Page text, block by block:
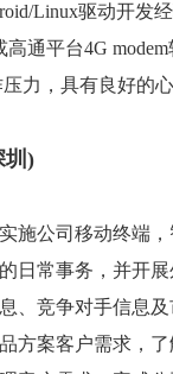
Linux驱动开发经
平台4G modem
，具有良好的心
圳)
公司移动终端，
常事务，并开展
竞争对手信息及
案客户需求，了